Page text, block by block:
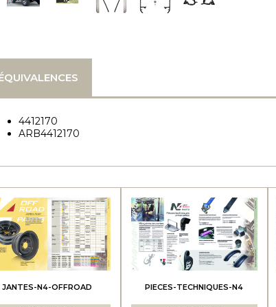
4412170
ARB4412170
JANTES-N4-OFFROAD PIECES-TECHNIQUES-N4